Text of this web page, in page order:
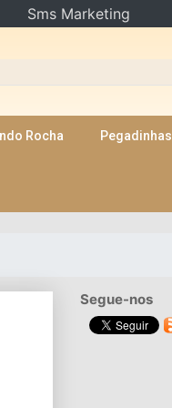
Rocha Pegadinhas
Segue-nos
Sms Marketing